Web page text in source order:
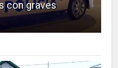
con graves